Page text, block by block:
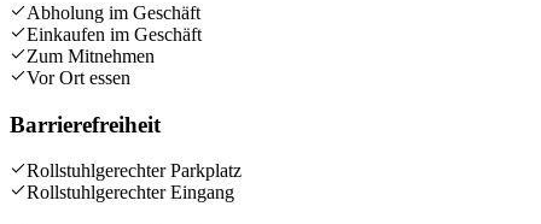
Abholung im Geschäft
Einkaufen im Geschäft
Zum Mitnehmen
Vor Ort essen
Barrierefreiheit
Rollstuhlgerechter Parkplatz
Rollstuhlgerechter Eingang